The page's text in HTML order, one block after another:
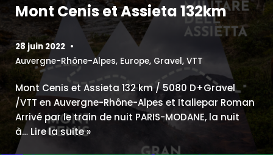
Mont Cenis et Assieta 132km
28 juin 2022
Auvergne-Rhône-Alpes, Europe, Gravel, VTT
Mont Cenis et Assieta 132 km / 5080 D+Gravel
/VTT en Auvergne-Rhône-Alpes et Italiepar Roman
Arrivé par le train de nuit PARIS-MODANE, la nuit
à… Lire la suite »